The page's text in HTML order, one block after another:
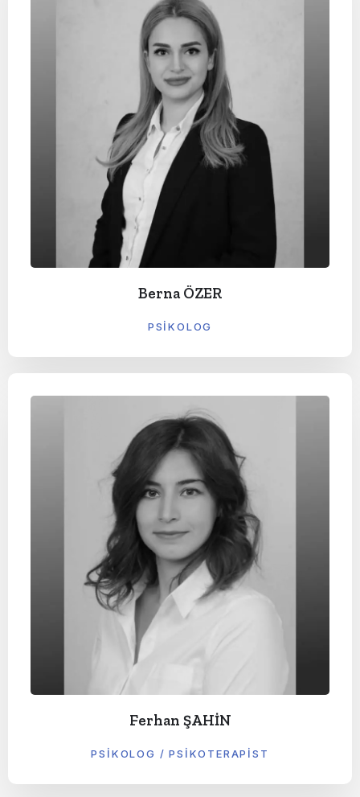
Berna ÖZER
PSIKOLOG
Ferhan ŞAHİN
PSIKOLOG / PSIKOTERAPIST